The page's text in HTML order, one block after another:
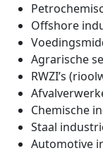
Offshore
Agrarische
RWZI’s
Chemische
Staal
Automotive